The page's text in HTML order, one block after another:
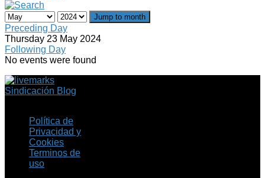
Jump to month
Preceding Day
Thursday 23 May 2024
Following Day
No events were found
Sindicación Blog
Política de
Privacidad y
Cookies
Terminos de
uso